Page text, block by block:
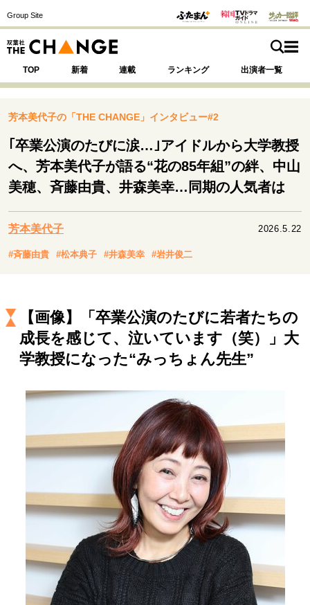
Group Site
TOP 新着 連載 ランキング 出演者一覧
SPECIAL 注目の記事テーマで探す
運命を変えた出会い
挫折からの再起
表現者の葛藤
人生が動いた日
キャリア・働き方
セカンドキャリアの描き方
独立という決断
大人の学び直し
ファーストキャリアを拓く
リーダーの流儀 変革の原動力
次世代へのバトン
マインドセット
重圧との向き合い方 一流のルーティン
20代の現在地
忘れられない言葉
10代・20代の土台
芳本美代子の「THE CHANGE」インタビュー#2
｢卒業公演のたびに涙…｣アイドルから大学教授
へ、芳本美代子が語る“花の85年組”の絆、中山
美穂、斉藤由貴、井森美幸…同期の人気者は
芳本美代子 2026.5.22
#斉藤由貴 #松本典子 #井森美幸 #岩井俊二
【画像】「卒業公演のたびに若者たちの
成長を感じて、泣いています（笑）」大
学教授になった“みっちょん先生”